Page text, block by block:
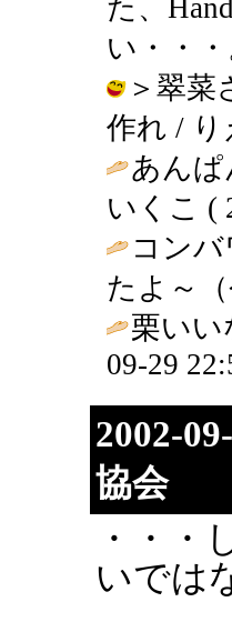
た、
い・・
＞翠菜
作れ / り
あん
いくこ (
コン
たよ～
栗い
09-29
2002-
協会
・・・
いでは